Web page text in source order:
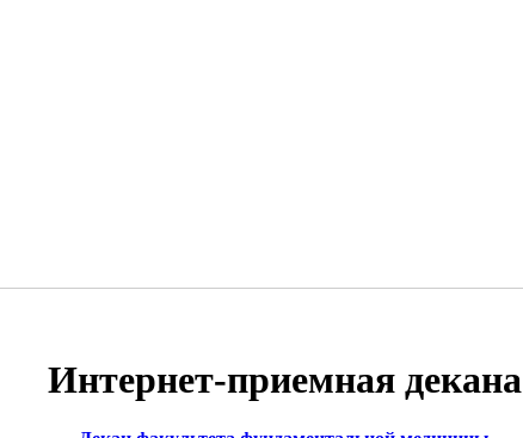
Интернет-приемная декана